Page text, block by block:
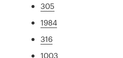
305
1984
316
1003